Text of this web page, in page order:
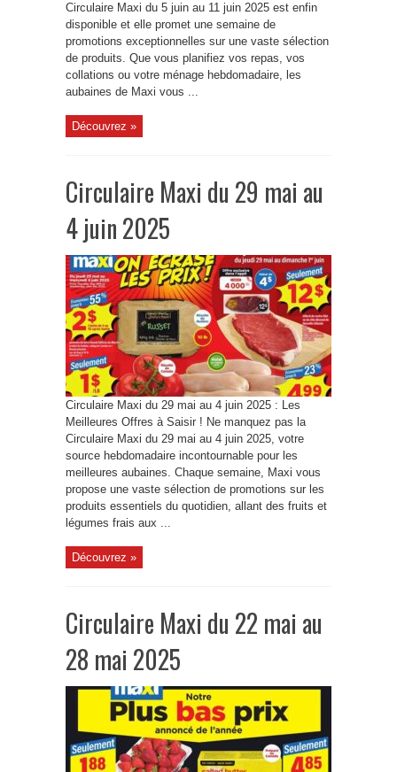
Circulaire Maxi du 5 juin au 11 juin 2025 est enfin
disponible et elle promet une semaine de
promotions exceptionnelles sur une vaste sélection
de produits. Que vous planifiez vos repas, vos
collations ou votre ménage hebdomadaire, les
aubaines de Maxi vous ...
Découvrez »
Circulaire Maxi du 29 mai au
4 juin 2025
Circulaire Maxi du 29 mai au 4 juin 2025 : Les
Meilleures Offres à Saisir ! Ne manquez pas la
Circulaire Maxi du 29 mai au 4 juin 2025, votre
source hebdomadaire incontournable pour les
meilleures aubaines. Chaque semaine, Maxi vous
propose une vaste sélection de promotions sur les
produits essentiels du quotidien, allant des fruits et
légumes frais aux ...
Découvrez »
Circulaire Maxi du 22 mai au
28 mai 2025